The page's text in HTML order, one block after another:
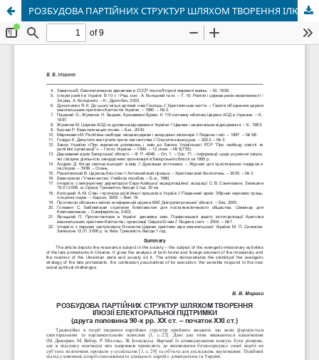
РОЗБУДОВА ПАРТІЙНИХ СТРУКТУР ШЛЯХОМ ТВОРЕННЯ ІЛЮЗІЇ ЕЛЕКТОРАЛЬНОЇ ПІДТРИМКИ (друга половина 90-х рр. ХХ ст. ñ початок ХХІ ст.)